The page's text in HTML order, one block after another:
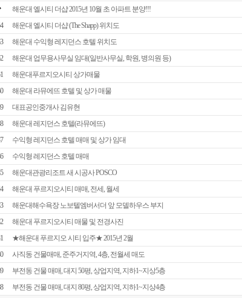
해운대 엘시티 더샵 2015년 10월 초 아파트 분양!!!
해운대 엘시티 더샵 (The Shapp) 위치도
해운대 수익형 레지던스 호텔 위치도
해운대 업무용사무실 임대(일반사무실, 학원, 병의원 등)
해운대푸르지오시티 상가매물
해운대 라뮤에뜨 호텔 및 상가 매물
대표공인중개사 김유현
해운대 레지던스 호텔(라뮤에뜨)
수익형 레지던스 호텔 매매 및 상가 임대
수익형 레지던스 호텔 매매
해운대관광리조트 새 시공사 POSCO
해운대 푸르지오시티 매매, 전세, 월세
해운대해수욕장 노보텔엠버서더 앞 모델하우스 부지
해운대 푸르지오시티 매물 및 전경사진
★해운대 푸르지오 시티 입주★ 2015년 2월
사직동 건물매매, 준주거지역, 4층, 전월세 매도
부전동 건물 매매, 대지 50평, 상업지역, 지하1~지상5층
부전동 건물 매매, 대지 80평, 상업지역, 지하1~지상4층